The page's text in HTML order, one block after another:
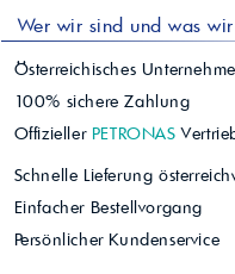
Wer wir sind und was
Österreichisches
100% sichere Zahlung
Offizieller PETRONAS
Schnelle Lieferung
Einfacher Bestellvorgang
Persönlicher Kundenservice